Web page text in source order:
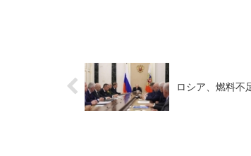
ロシア、燃料不